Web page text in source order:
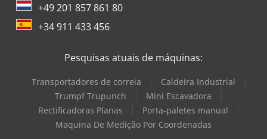
+49 201 857 861 80
+34 911 433 456
Pesquisas atuais de máquinas:
Transportadores de correia
Caldeira Industrial
Trumpf Trupunch
Mini Escavadora
Rectificadoras Planas
Porta-paletes manual
Maquina De Medição Por Coordenadas